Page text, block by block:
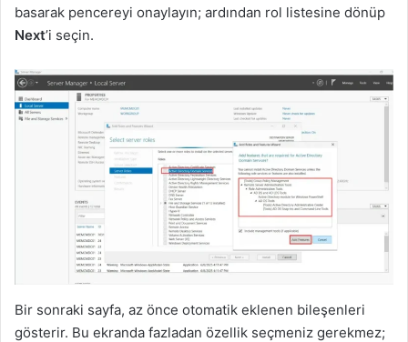
basarak pencereyi onaylayın; ardından rol listesine dönüp
Next’i seçin.
Bir sonraki sayfa, az önce otomatik eklenen bileşenleri
gösterir. Bu ekranda fazladan özellik seçmeniz gerekmez;